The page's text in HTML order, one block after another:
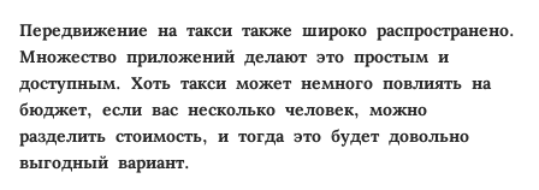
Передвижение на такси также широко распространено.
Множество приложений делают это простым и
доступным. Хоть такси может немного повлиять на
бюджет, если вас несколько человек, можно
разделить стоимость, и тогда это будет довольно
выгодный вариант.